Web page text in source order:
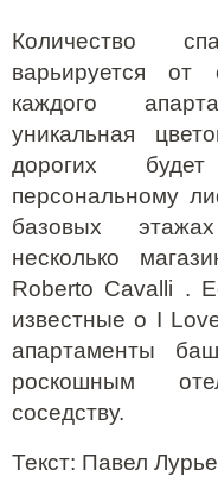
Количество
варьируется
каждого
уникальная
дорогих
персональному
базовых
несколько
Roberto Cavalli .
известные о I
апартаменты
роскошным
соседству.
Текст: Павел Лурье